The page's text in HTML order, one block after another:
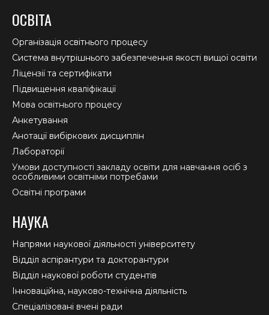
opens
in
new
window
opens
in
new
window
in
new
window
ОСВІТА
Організація освітнього процесу
Система внутрішнього забезпечення якості вищої освіти
Ліцензії та сертифікати
Підвищення кваліфікації
Мова освітнього процесу
Анкетування
Анотації вибіркових дисциплін
Лабораторії
Умови доступності закладу освіти для навчання осіб з
особливими освітніми потребами
Освітні програми
НАУКА
Напрями наукової діяльності університету
Відділ аспірантури та докторантури
Відділ наукової роботи студентів
Інноваційна, науково-технічна діяльність
Спеціалізовані вчені ради